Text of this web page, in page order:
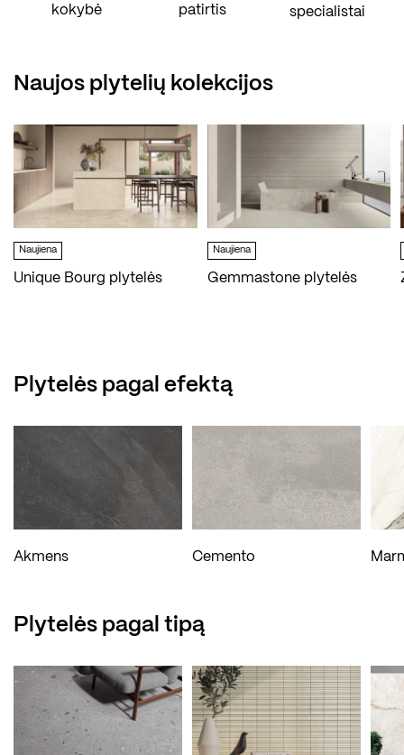
kokybė
patirtis
specialistai
Naujos plytelių kolekcijos
Naujiena
Unique Bourg plytelės
Naujiena
Gemmastone plytelės
Plytelės pagal efektą
Akmens Cemento
Plytelės pagal tipą